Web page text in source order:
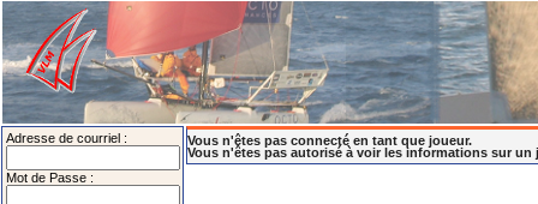
Adresse de courriel :
Mot de Passe :
Vous n'êtes pas connecté en tant que joueur.
Vous n'êtes pas autorisé à voir les informations sur un